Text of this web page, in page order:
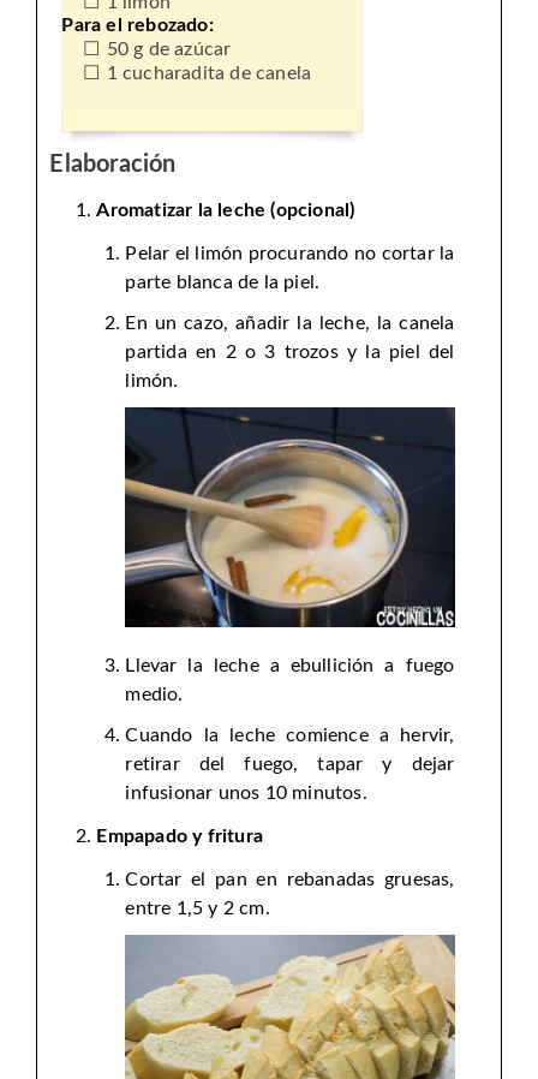
Para el rebozado:
50 g de azúcar
1 cucharadita de canela
Elaboración
Aromatizar la leche (opcional)
Pelar el limón procurando no cortar la
parte blanca de la piel.
En un cazo, añadir la leche, la canela
partida en 2 o 3 trozos y la piel del
limón.
Llevar la leche a ebullición a fuego
medio.
Cuando la leche comience a hervir,
retirar del fuego, tapar y dejar
infusionar unos 10 minutos.
Empapado y fritura
Cortar el pan en rebanadas gruesas,
entre 1,5 y 2 cm.